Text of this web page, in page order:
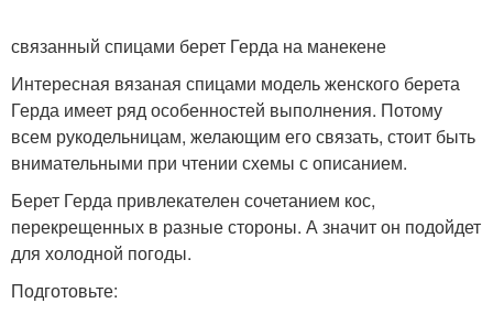
связанный спицами берет Герда на манекене
Интересная вязаная спицами модель женского берета
Герда имеет ряд особенностей выполнения. Потому
всем рукодельницам, желающим его связать, стоит быть
внимательными при чтении схемы с описанием.
Берет Герда привлекателен сочетанием кос,
перекрещенных в разные стороны. А значит он подойдет
для холодной погоды.
Подготовьте: